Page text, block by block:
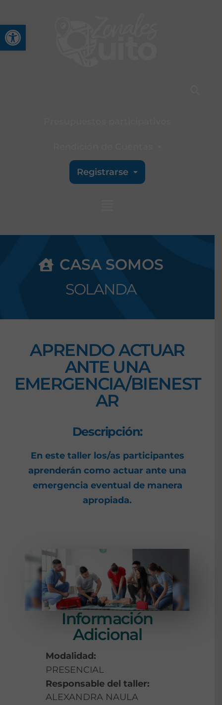
Abrir barra de
Registrarse
CASA SOMOS
SOLANDA
APRENDO ACTUAR
ANTE UNA
EMERGENCIA/BIENEST
AR
Descripción:
En este taller los/as participantes
aprenderán como actuar ante una
emergencia eventual de manera
apropiada.
Información
Adicional
Modalidad:
PRESENCIAL
Responsable del taller:
ALEXANDRA NAULA